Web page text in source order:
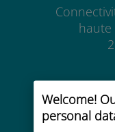
Welcome!
personal
haute